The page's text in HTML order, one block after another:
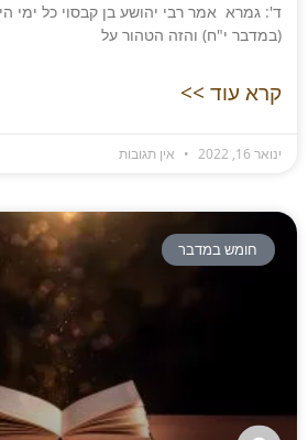
ד': גמרא אמר רבי יהושע בן קבסוי כל ימי
(במדבר י"ח) והזה הטהור על
קרא עוד >>
ינואר 16, 2022 אין תגובות
חומש במדבר